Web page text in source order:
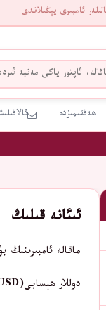
ئامبىرى يېڭىلاندى
ھەققىمىزدە
ئىئانە قىلىڭ
ماقالە
دوللار ھېسابى(USD):